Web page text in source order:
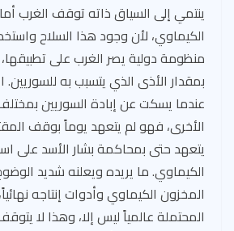
ينتمي إلى السياق ذاته توقف الغرب
الكيماوي، لأن وجود هذا السلاح
منظومة دولية يصر الغرب على تطبيقها،
بمقدار الأذى الذي يتسبب به للسوريين.
عندما يسكت عن إبادة السوريين
الأخرى، فهو لم يتعهد يوماً بوقف
يتعهد حتى بمحاكمة بشار الأسد على
الكيماوي. ما يريده ويعلنه شديد
المخزون الكيماوي وأدوات إنتاجه
المحتملة عالمياً ليس إلا، وهذا لا